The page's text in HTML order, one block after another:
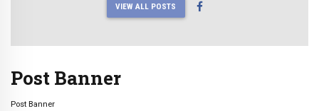
VIEW ALL POSTS
Post Banner
Post Banner